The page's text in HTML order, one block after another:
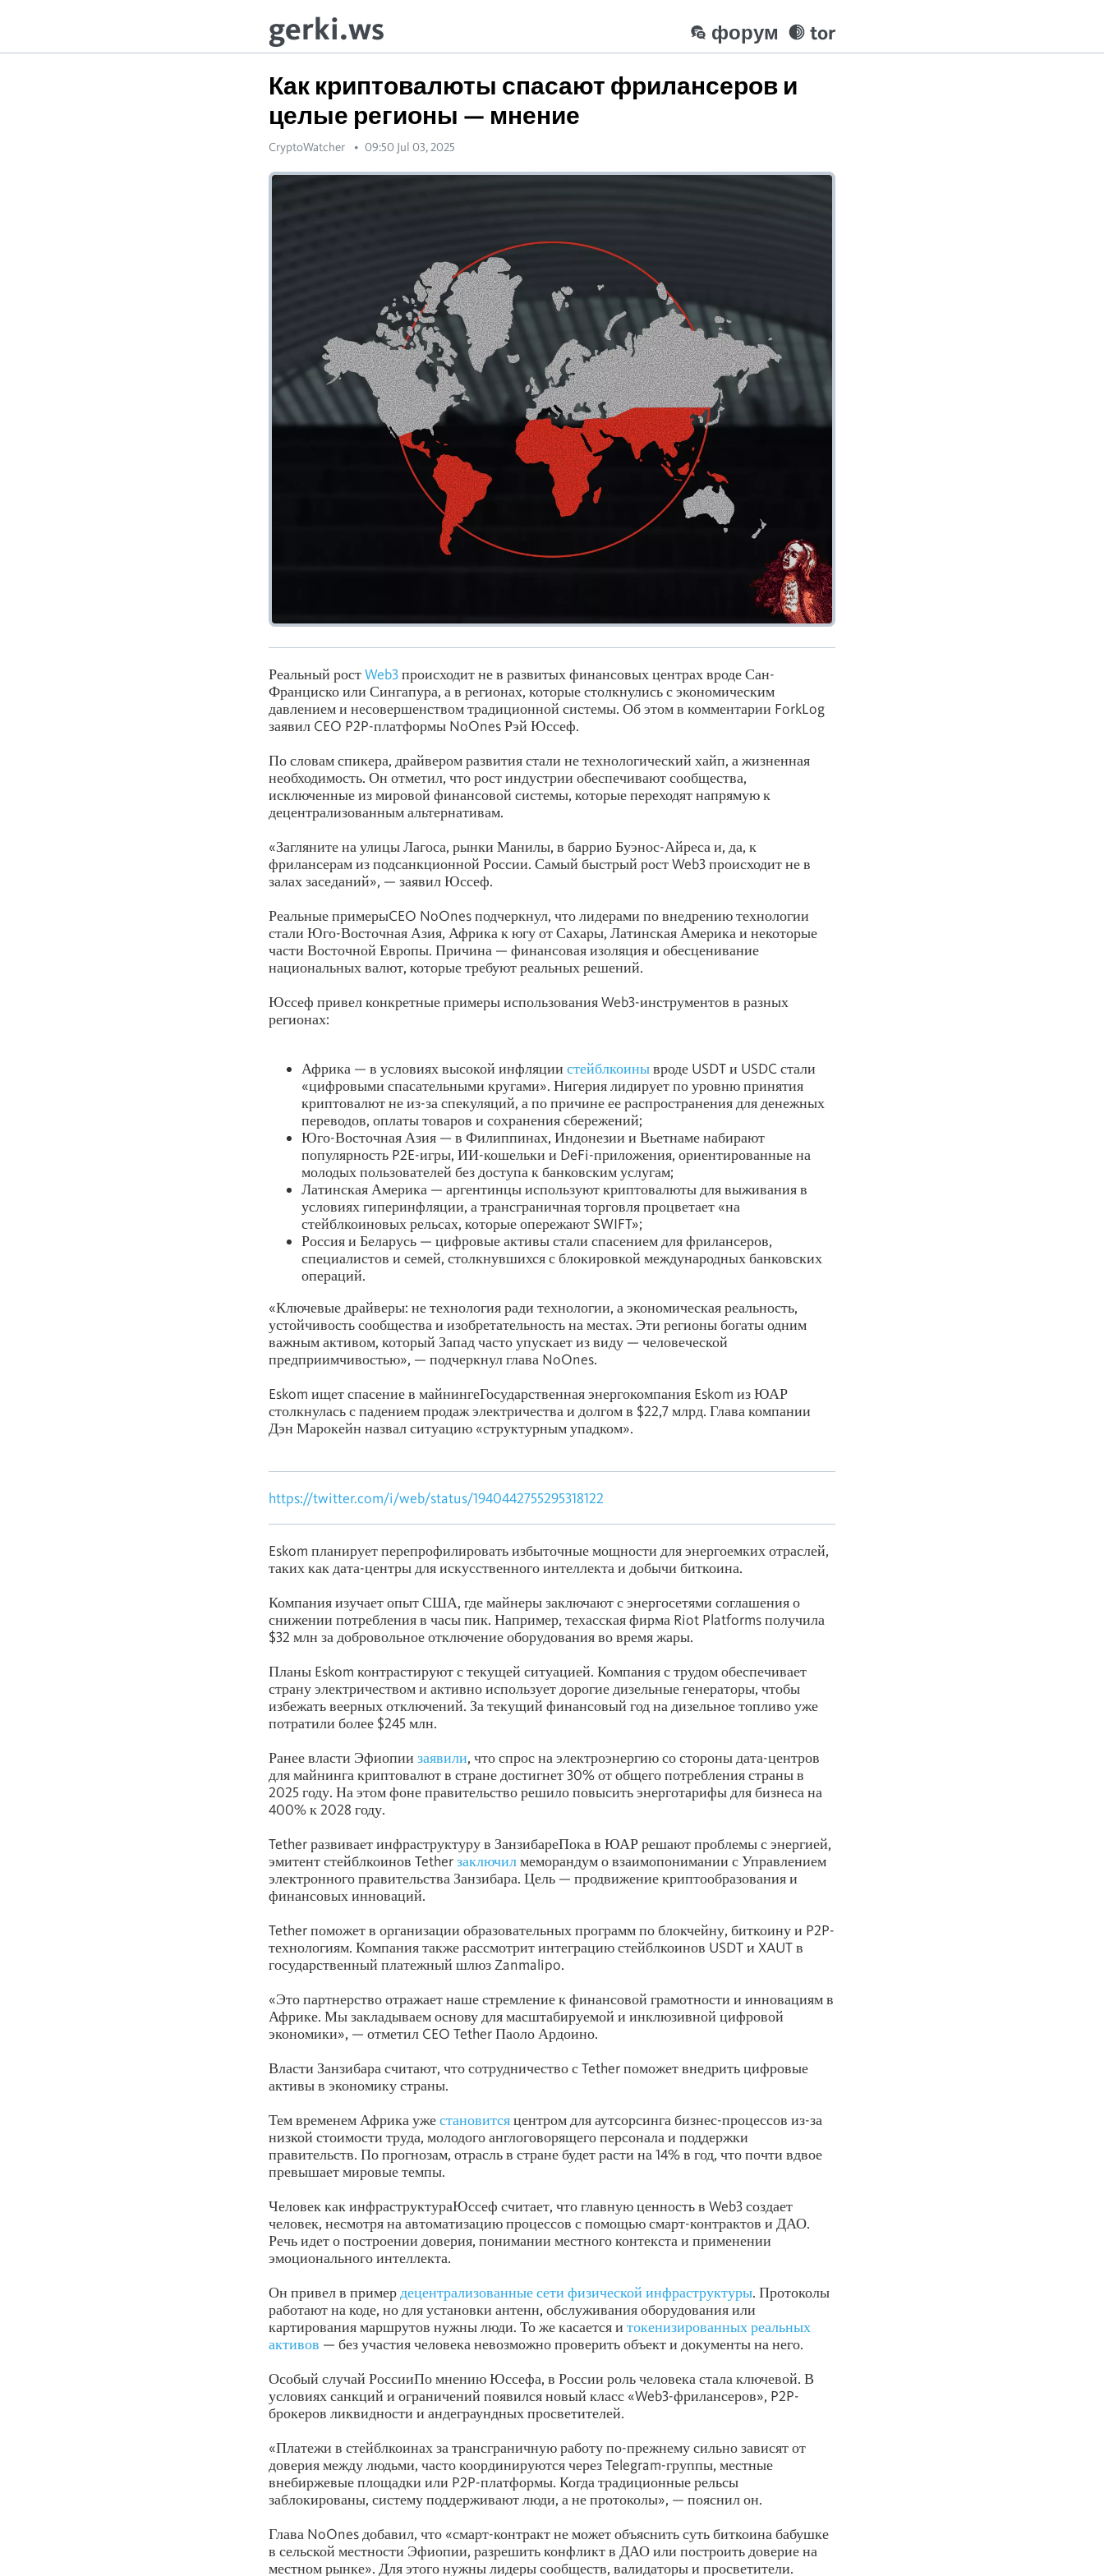
gerki.ws tor
форум
Как криптовалюты спасают фрилансеров и
целые регионы — мнение
CryptoWatcher 09:50 Jul 03, 2025
Реальный ростWeb3происходит не в развитых финансовых центрах вроде Сан-
Франциско или Сингапура, а в регионах, которые столкнулись с экономическим
давлением и несовершенством традиционной системы. Об этом в комментарии ForkLog
заявил CEO P2P-платформы NoOnes Рэй Юссеф.
По словам спикера, драйвером развития стали не технологический хайп, а жизненная
необходимость. Он отметил, что рост индустрии обеспечивают сообщества,
исключенные из мировой финансовой системы, которые переходят напрямую к
децентрализованным альтернативам.
«Загляните на улицы Лагоса, рынки Манилы, в баррио Буэнос-Айреса и, да, к
фрилансерам из подсанкционной России. Самый быстрый рост Web3 происходит не в
залах заседаний», — заявил Юссеф.
Реальные примерыCEO NoOnes подчеркнул, что лидерами по внедрению технологии
стали Юго-Восточная Азия, Африка к югу от Сахары, Латинская Америка и некоторые
части Восточной Европы. Причина — финансовая изоляция и обесценивание
национальных валют, которые требуют реальных решений.
Юссеф привел конкретные примеры использования Web3-инструментов в разных
регионах:
Африка — в условиях высокой инфляции стейблкоинывроде USDT и USDC стали
«цифровыми спасательными кругами». Нигерия лидирует по уровню принятия
криптовалют не из-за спекуляций, а по причине ее распространения для денежных
переводов, оплаты товаров и сохранения сбережений;
Юго-Восточная Азия — в Филиппинах, Индонезии и Вьетнаме набирают
популярность P2E-игры, ИИ-кошельки и DeFi-приложения, ориентированные на
молодых пользователей без доступа к банковским услугам;
Латинская Америка — аргентинцы используют криптовалюты для выживания в
условиях гиперинфляции, а трансграничная торговля процветает «на
стейблкоиновых рельсах, которые опережают SWIFT»;
Россия и Беларусь — цифровые активы стали спасением для фрилансеров,
специалистов и семей, столкнувшихся с блокировкой международных банковских
операций.
«Ключевые драйверы: не технология ради технологии, а экономическая реальность,
устойчивость сообщества и изобретательность на местах. Эти регионы богаты одним
важным активом, который Запад часто упускает из виду — человеческой
предприимчивостью», — подчеркнул глава NoOnes.
Eskom ищет спасение в майнингеГосударственная энергокомпания Eskom из ЮАР
столкнулась с падением продаж электричества и долгом в $22,7 млрд. Глава компании
Дэн Марокейн назвал ситуацию «структурным упадком».
https://twitter.com/i/web/status/1940442755295318122
Eskom планирует перепрофилировать избыточные мощности для энергоемких отраслей,
таких как дата-центры для искусственного интеллекта и добычи биткоина.
Компания изучает опыт США, где майнеры заключают с энергосетями соглашения о
снижении потребления в часы пик. Например, техасская фирма Riot Platforms получила
$32 млн за добровольное отключение оборудования во время жары.
Планы Eskom контрастируют с текущей ситуацией. Компания с трудом обеспечивает
страну электричеством и активно использует дорогие дизельные генераторы, чтобы
избежать веерных отключений. За текущий финансовый год на дизельное топливо уже
потратили более $245 млн.
Ранее власти Эфиопии заявили, что спрос на электроэнергию со стороны дата-центров
для майнинга криптовалют в стране достигнет 30% от общего потребления страны в
2025 году. На этом фоне правительство решило повысить энерготарифы для бизнеса на
400% к 2028 году.
Tether развивает инфраструктуру в ЗанзибареПока в ЮАР решают проблемы с энергией,
эмитент стейблкоинов Tether заключилмеморандум о взаимопонимании с Управлением
электронного правительства Занзибара. Цель — продвижение криптообразования и
финансовых инноваций.
Tether поможет в организации образовательных программ по блокчейну, биткоину и P2P-
технологиям. Компания также рассмотрит интеграцию стейблкоинов USDT и XAUT в
государственный платежный шлюз Zanmalipo.
«Это партнерство отражает наше стремление к финансовой грамотности и инновациям в
Африке. Мы закладываем основу для масштабируемой и инклюзивной цифровой
экономики», — отметил CEO Tether Паоло Ардоино.
Власти Занзибара считают, что сотрудничество с Tether поможет внедрить цифровые
активы в экономику страны.
Тем временем Африка ужестановитсяцентром для аутсорсинга бизнес-процессов из-за
низкой стоимости труда, молодого англоговорящего персонала и поддержки
правительств. По прогнозам, отрасль в стране будет расти на 14% в год, что почти вдвое
превышает мировые темпы.
Человек как инфраструктураЮссеф считает, что главную ценность в Web3 создает
человек, несмотря на автоматизацию процессов с помощью смарт-контрактов и ДАО.
Речь идет о построении доверия, понимании местного контекста и применении
эмоционального интеллекта.
Он привел в пример децентрализованные сети физической инфраструктуры. Протоколы
работают на коде, но для установки антенн, обслуживания оборудования или
картирования маршрутов нужны люди. То же касается и токенизированных реальных
активов — без участия человека невозможно проверить объект и документы на него.
Особый случай РоссииПо мнению Юссефа, в России роль человека стала ключевой. В
условиях санкций и ограничений появился новый класс «Web3-фрилансеров», P2P-
брокеров ликвидности и андеграундных просветителей.
«Платежи в стейблкоинах за трансграничную работу по-прежнему сильно зависят от
доверия между людьми, часто координируются через Telegram-группы, местные
внебиржевые площадки или P2P-платформы. Когда традиционные рельсы
заблокированы, систему поддерживают люди, а не протоколы», — пояснил он.
Глава NoOnes добавил, что «смарт-контракт не может объяснить суть биткоина бабушке
в сельской местности Эфиопии, разрешить конфликт в ДАО или построить доверие на
местном рынке». Для этого нужны лидеры сообществ, валидаторы и просветители.